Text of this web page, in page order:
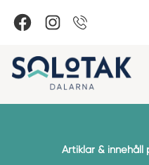
Artiklar & innehåll